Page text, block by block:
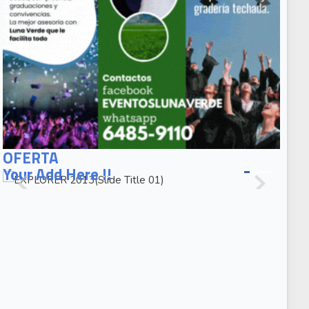
OFERTA
EXPLORER
2013(Slide
EXPLORER
Your Add Here !!